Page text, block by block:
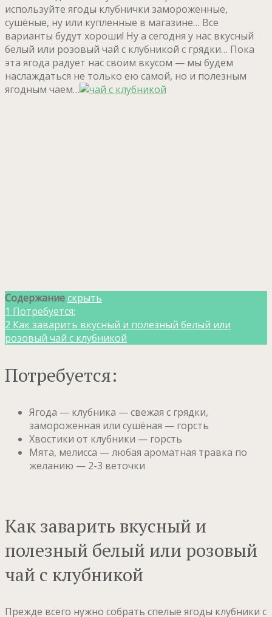
используйте ягоды клубнички замороженные,
сушёные, ну или купленные в магазине… Все
варианты будут хороши! Ну а сегодня у нас вкусный
белый или розовый чай с клубникой с грядки… Пока
эта ягода радует нас своим вкусом — мы будем
наслаждаться не только ею самой, но и полезным
ягодным чаем…
Содержаниескрыть
1 Потребуется:
2 Как заварить вкусный и полезный белый или
розовый чай с клубникой
Потребуется:
Ягода — клубника — свежая с грядки,
замороженная или сушёная — горсть
Хвостики от клубники — горсть
Мята, мелисса — любая ароматная травка по
желанию — 2-3 веточки
Как заварить вкусный и
полезный белый или розовый
чай с клубникой
Прежде всего нужно собрать спелые ягоды клубники с